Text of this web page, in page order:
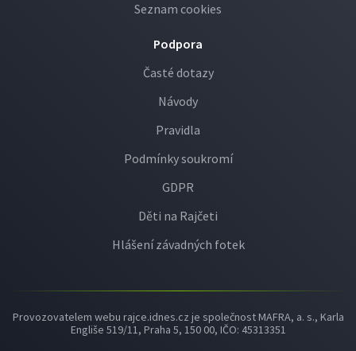
Seznam cookies
Podpora
Časté dotazy
Návody
Pravidla
Podmínky soukromí
GDPR
Děti na Rajčeti
Hlášení závadných fotek
Provozovatelem webu rajce.idnes.cz je společnost MAFRA, a. s., Karla
Engliše 519/11, Praha 5, 150 00, IČO: 45313351